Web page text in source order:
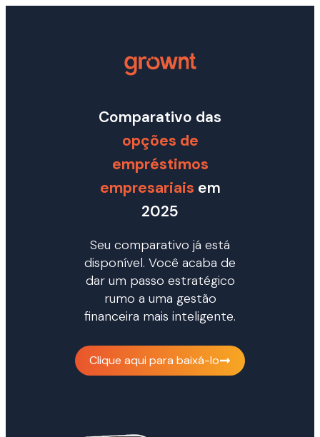
Comparativo das
opções de
empréstimos
empresariais em
2025
Seu comparativo já está
disponível. Você acaba de
dar um passo estratégico
rumo a uma gestão
financeira mais inteligente.
Clique aqui para baixá-lo